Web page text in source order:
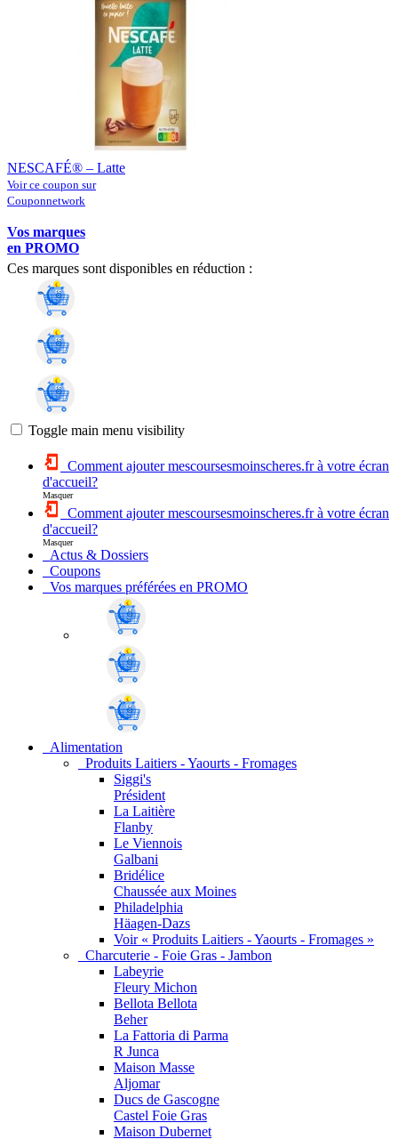
NESCAFÉ® – Latte
Voir ce coupon sur
Couponnetwork
Vos marques
en PROMO
Ces marques sont disponibles en réduction :
Toggle main menu visibility
Comment ajouter mescoursesmoinscheres.fr à votre écran
d'accueil?
Masquer
Comment ajouter mescoursesmoinscheres.fr à votre écran
d'accueil?
Masquer
Actus & Dossiers
Coupons
Vos marques préférées en PROMO
Alimentation
Produits Laitiers - Yaourts - Fromages
Siggi's
Président
La Laitière
Flanby
Le Viennois
Galbani
Bridélice
Chaussée aux Moines
Philadelphia
Häagen-Dazs
Voir « Produits Laitiers - Yaourts - Fromages »
Charcuterie - Foie Gras - Jambon
Labeyrie
Fleury Michon
Bellota Bellota
Beher
La Fattoria di Parma
R Junca
Maison Masse
Aljomar
Ducs de Gascogne
Castel Foie Gras
Maison Dubernet